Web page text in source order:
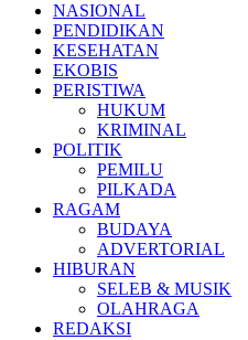
NASIONAL
PENDIDIKAN
KESEHATAN
EKOBIS
PERISTIWA
HUKUM
KRIMINAL
POLITIK
PEMILU
PILKADA
RAGAM
BUDAYA
ADVERTORIAL
HIBURAN
SELEB & MUSIK
OLAHRAGA
REDAKSI